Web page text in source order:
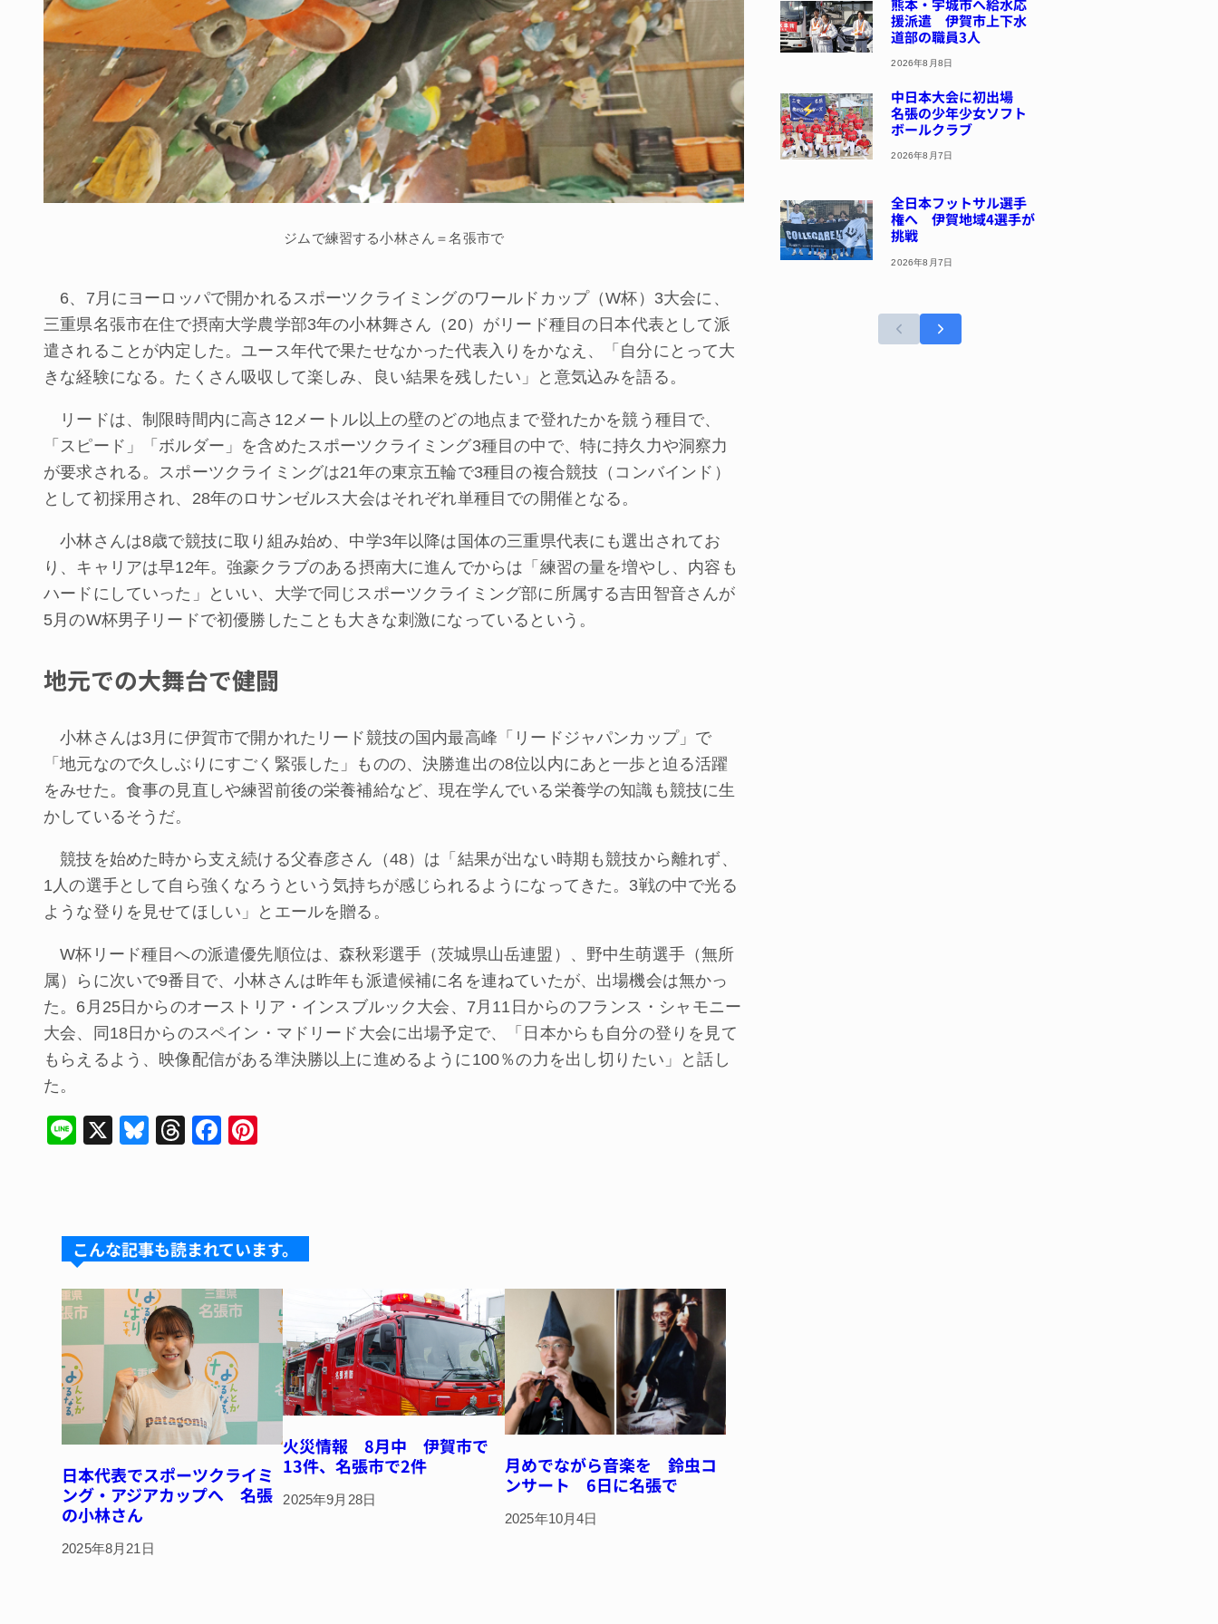
ジムで練習する小林さん＝名張市で
6、7月にヨーロッパで開かれるスポーツクライミングのワールドカップ（W杯）3大会に、
三重県名張市在住で摂南大学農学部3年の小林舞さん（20）がリード種目の日本代表として派
遣されることが内定した。ユース年代で果たせなかった代表入りをかなえ、「自分にとって大
きな経験になる。たくさん吸収して楽しみ、良い結果を残したい」と意気込みを語る。
リードは、制限時間内に高さ12メートル以上の壁のどの地点まで登れたかを競う種目で、
「スピード」「ボルダー」を含めたスポーツクライミング3種目の中で、特に持久力や洞察力
が要求される。スポーツクライミングは21年の東京五輪で3種目の複合競技（コンバインド）
として初採用され、28年のロサンゼルス大会はそれぞれ単種目での開催となる。
小林さんは8歳で競技に取り組み始め、中学3年以降は国体の三重県代表にも選出されてお
り、キャリアは早12年。強豪クラブのある摂南大に進んでからは「練習の量を増やし、内容も
ハードにしていった」といい、大学で同じスポーツクライミング部に所属する吉田智音さんが
5月のW杯男子リードで初優勝したことも大きな刺激になっているという。
地元での大舞台で健闘
小林さんは3月に伊賀市で開かれたリード競技の国内最高峰「リードジャパンカップ」で
「地元なので久しぶりにすごく緊張した」ものの、決勝進出の8位以内にあと一歩と迫る活躍
をみせた。食事の見直しや練習前後の栄養補給など、現在学んでいる栄養学の知識も競技に生
かしているそうだ。
競技を始めた時から支え続ける父春彦さん（48）は「結果が出ない時期も競技から離れず、
1人の選手として自ら強くなろうという気持ちが感じられるようになってきた。3戦の中で光る
ような登りを見せてほしい」とエールを贈る。
W杯リード種目への派遣優先順位は、森秋彩選手（茨城県山岳連盟）、野中生萌選手（無所
属）らに次いで9番目で、小林さんは昨年も派遣候補に名を連ねていたが、出場機会は無かっ
た。6月25日からのオーストリア・インスブルック大会、7月11日からのフランス・シャモニー
大会、同18日からのスペイン・マドリード大会に出場予定で、「日本からも自分の登りを見て
もらえるよう、映像配信がある準決勝以上に進めるように100％の力を出し切りたい」と話し
た。
Li
X
Bl
k
T
d
F
b
o
st
こんな記事も読まれています。
日本代表でスポーツクライミ
ング・アジアカップへ 名張
の小林さん
2025年8月21日
火災情報 8月中 伊賀市で
13件、名張市で2件
2025年9月28日
月めでながら音楽を 鈴虫コ
ンサート 6日に名張で
2025年10月4日
援派遣 伊賀市上下水
道部の職員3人
2026年8月8日
中日本大会に初出場
名張の少年少女ソフト
ボールクラブ
2026年8月7日
全日本フットサル選手
権へ 伊賀地域4選手が
挑戦
2026年8月7日